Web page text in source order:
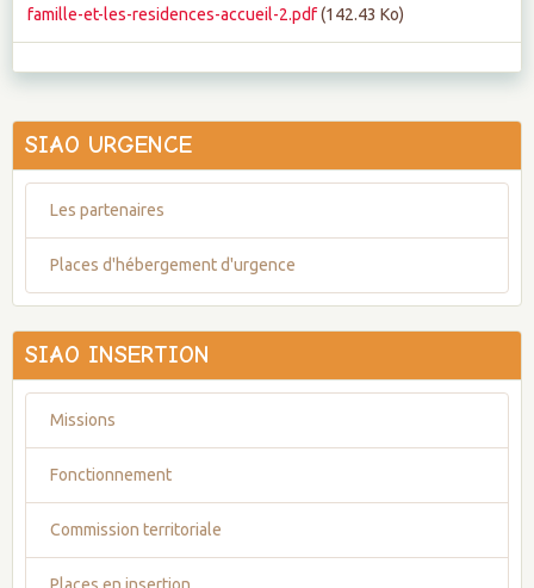
famille-et-les-residences-accueil-2.pdf(142.43 Ko)
SIAO URGENCE
Les partenaires
Places d'hébergement d'urgence
SIAO INSERTION
Missions
Fonctionnement
Commission territoriale